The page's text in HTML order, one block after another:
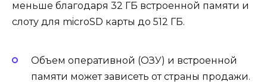
меньше благодаря 32 ГБ встроенной памяти и
слоту для microSD карты до 512 ГБ.
Объем оперативной (ОЗУ) и встроенной
памяти может зависеть от страны продажи.